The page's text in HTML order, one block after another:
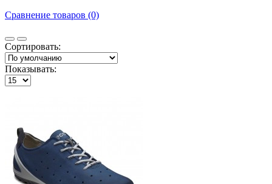
Сравнение товаров (0)
Сортировать:
Показывать: